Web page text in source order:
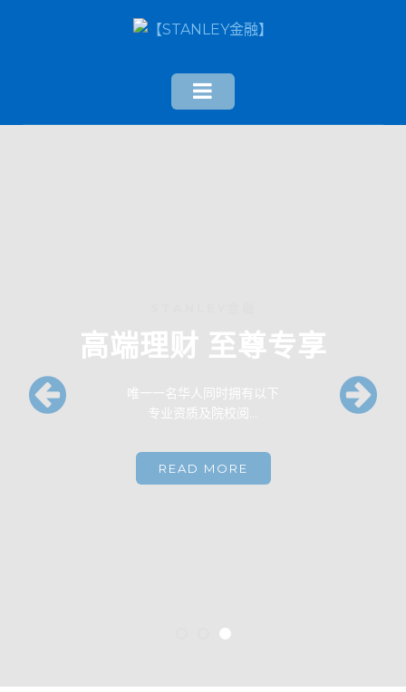
高端理财 至尊专享
唯一一名华人同时拥有以下
专业资质及院校阅…
READ MORE